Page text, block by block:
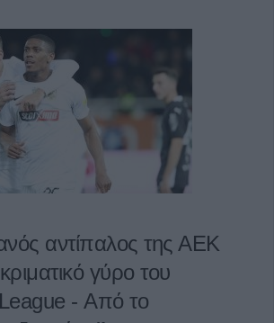
αντίπαλος της ΑΕΚ
γύρο του
- Από το